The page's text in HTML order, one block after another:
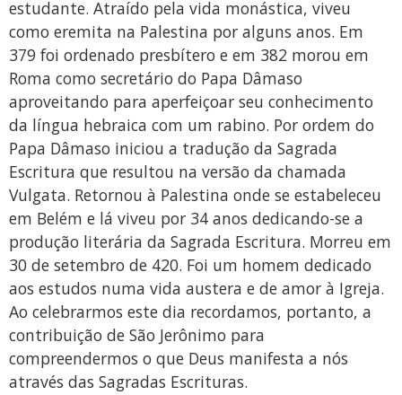
estudante. Atraído pela vida monástica, viveu
como eremita na Palestina por alguns anos. Em
379 foi ordenado presbítero e em 382 morou em
Roma como secretário do Papa Dâmaso
aproveitando para aperfeiçoar seu conhecimento
da língua hebraica com um rabino. Por ordem do
Papa Dâmaso iniciou a tradução da Sagrada
Escritura que resultou na versão da chamada
Vulgata. Retornou à Palestina onde se estabeleceu
em Belém e lá viveu por 34 anos dedicando-se a
produção literária da Sagrada Escritura. Morreu em
30 de setembro de 420. Foi um homem dedicado
aos estudos numa vida austera e de amor à Igreja.
Ao celebrarmos este dia recordamos, portanto, a
contribuição de São Jerônimo para
compreendermos o que Deus manifesta a nós
através das Sagradas Escrituras.